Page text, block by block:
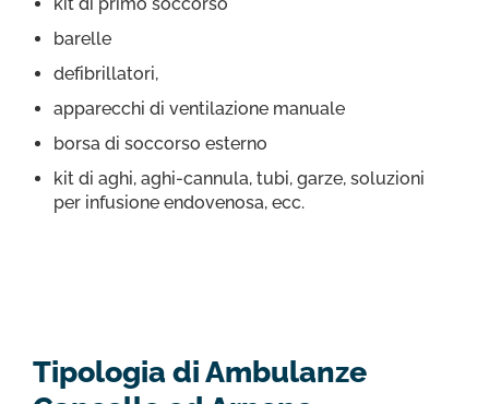
kit di primo soccorso
barelle
defibrillatori,
apparecchi di ventilazione manuale
borsa di soccorso esterno
kit di aghi, aghi-cannula, tubi, garze, soluzioni
per infusione endovenosa, ecc.
Tipologia di Ambulanze